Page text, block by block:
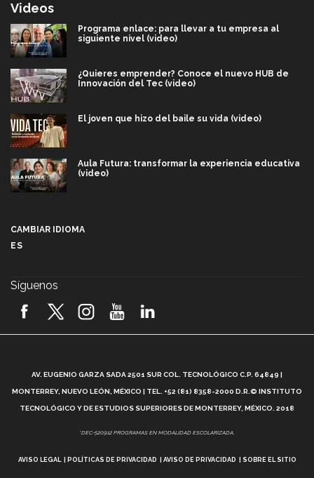
Videos
Programa enlace: para llevar a tu empresa al
siguiente nivel (video)
¿Quieres emprender? Conoce el nuevo HUB de
Innovación del Tec (video)
El joven que hizo del baile su vida (video)
Aula Futura: transformar la experiencia educativa
(video)
2026! (video)
¿Cómo es el Modelo Educativo Tec? (video)
Vida Tec: Feminismo e Inteligencia Artificial, Paola
CAMBIAR IDIOMA
ES
Síguenos
AV. EUGENIO GARZA SADA 2501 SUR COL. TECNOLÓGICO C.P. 64849 |
MONTERREY, NUEVO LEÓN, MÉXICO | TEL. +52 (81) 8358-2000 D.R.© INSTITUTO
TECNOLÓGICO Y DE ESTUDIOS SUPERIORES DE MONTERREY, MÉXICO. 2018
*DEC-520912 PROGRAMAS EN MODALIDAD ESCOLARIZADA.
AVISO LEGAL POLÍTICAS DE PRIVACIDAD AVISO DE PRIVACIDAD SOBRE EL SITIO